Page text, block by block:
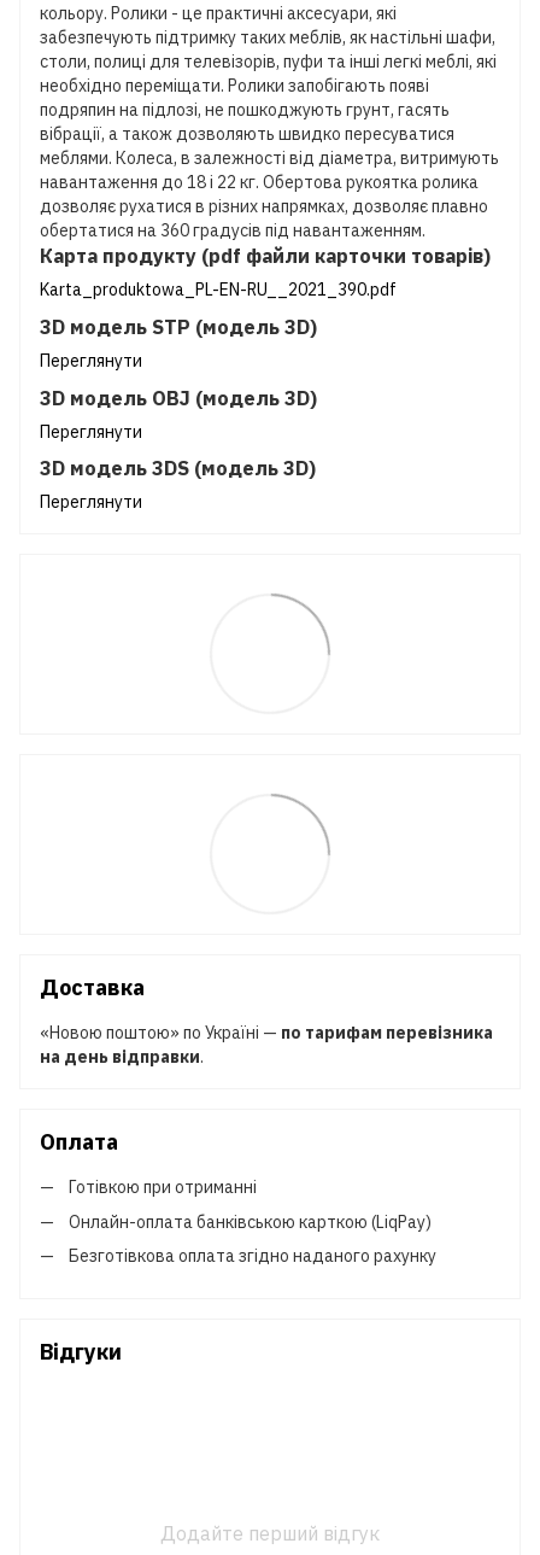
кольору. Ролики - це практичні аксесуари, які
забезпечують підтримку таких меблів, як настільні шафи,
столи, полиці для телевізорів, пуфи та інші легкі меблі, які
необхідно переміщати. Ролики запобігають появі
подряпин на підлозі, не пошкоджують грунт, гасять
вібрації, а також дозволяють швидко пересуватися
меблями. Колеса, в залежності від діаметра, витримують
навантаження до 18 і 22 кг. Обертова рукоятка ролика
дозволяє рухатися в різних напрямках, дозволяє плавно
обертатися на 360 градусів під навантаженням.
Карта продукту (pdf файли карточки товарів)
Karta_produktowa_PL-EN-RU__2021_390.pdf
3D модель STP (модель 3D)
Переглянути
3D модель OBJ (модель 3D)
Переглянути
3D модель 3DS (модель 3D)
Переглянути
Доставка
«Новою поштою» по Україні — по тарифам перевізника
на день відправки.
Оплата
Готівкою при отриманні
Онлайн-оплата банківською карткою (LiqPay)
Безготівкова оплата згідно наданого рахунку
Відгуки
Додайте перший відгук